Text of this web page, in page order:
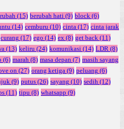
(15) berubah hati (9) block (6)
(14) cemburu (10) cinta (17) cinta jarak
curang (17) ego (14) ex (8) get back (11)
(13) keliru (24) komunikasi (14) LDR (8)
(6) marah (8) masa depan (7) masih sayang
on (27) orang ketiga (9) peluang (6)
(9) putus (26) sayang (10) sedih (12)
(11) tipu (8) whatsapp (9)